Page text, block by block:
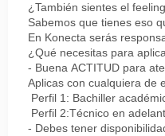
¿También sientes el
Sabemos que tienes eso
En Konecta serás
¿Qué necesitas para
- Buena ACTITUD para
Aplicas con cualquiera de
Perfil 1: Bachiller
Perfil 2:Técnico en
- Debes tener